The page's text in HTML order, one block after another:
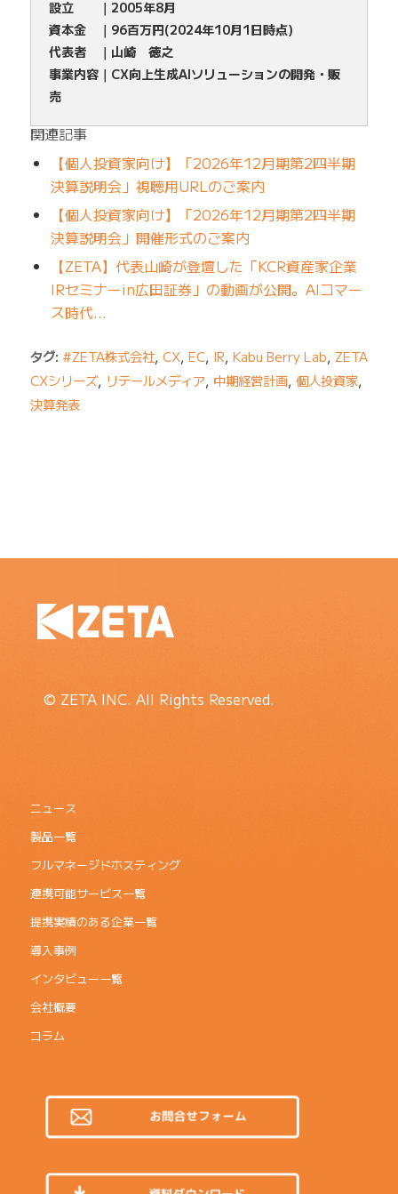
設立 ｜2005年8月
資本金 ｜96百万円(2024年10月1日時点)
代表者 ｜山崎 徳之
事業内容｜CX向上生成AIソリューションの開発・販
売
関連記事
【個人投資家向け】「2026年12月期第2四半期
決算説明会」視聴用URLのご案内
【個人投資家向け】「2026年12月期第2四半期
決算説明会」開催形式のご案内
【ZETA】代表山崎が登壇した「KCR資産家企業
IRセミナーin広田証券」の動画が公開。AIコマー
ス時代…
タグ: #ZETA株式会社, CX, EC, IR, Kabu Berry Lab, ZETA
CXシリーズ, リテールメディア, 中期経営計画, 個人投資家,
決算発表
© ZETA INC. All Rights Reserved.
ニュース
製品一覧
フルマネージドホスティング
連携可能サービス一覧
提携実績のある企業一覧
導入事例
インタビュー一覧
会社概要
コラム